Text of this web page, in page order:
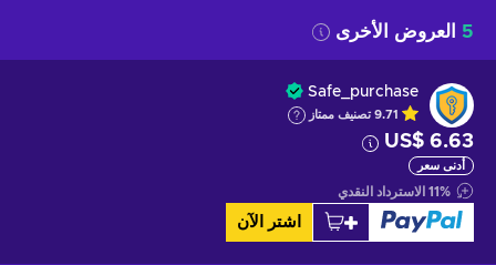
5 العروض الأخرى
Safe_purchase
9.71 تصنيف ممتاز
US$ 6.63
أدنى سعر
11% الاسترداد النقدي
اشتر الآن